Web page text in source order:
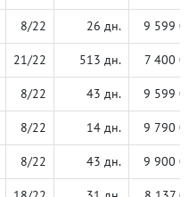
8/22 26 дн. 9 599
21/22 513 дн. 7 400
8/22 43 дн. 9 599
8/22 14 дн. 9 790
8/22 43 дн. 9 900